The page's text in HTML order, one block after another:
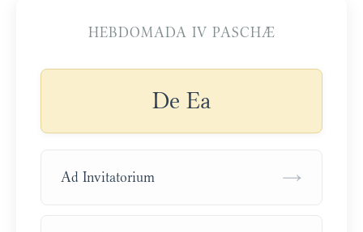
HEBDOMADA IV PASCHÆ
De Ea
Ad Invitatorium →